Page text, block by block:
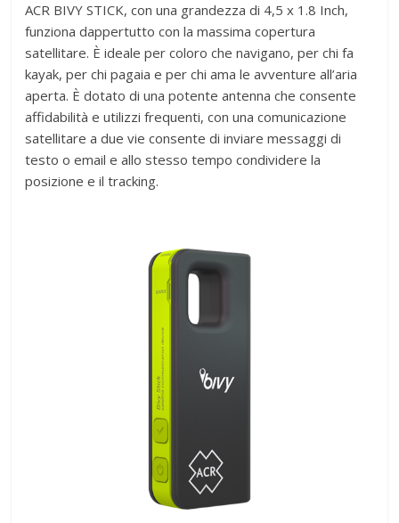
ACR BIVY STICK, con una grandezza di 4,5 x 1.8 Inch,
funziona dappertutto con la massima copertura
satellitare. È ideale per coloro che navigano, per chi fa
kayak, per chi pagaia e per chi ama le avventure all’aria
aperta. È dotato di una potente antenna che consente
affidabilità e utilizzi frequenti, con una comunicazione
satellitare a due vie consente di inviare messaggi di
testo o email e allo stesso tempo condividere la
posizione e il tracking.